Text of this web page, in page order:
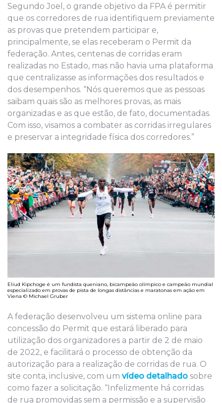
Segundo Joel, o grande objetivo da FPA é permitir
que os corredores de rua identifiquem previamente
as provas que pretendem participar e,
principalmente, se elas receberam o Permit da
federação. Antes, centenas de corridas eram
realizadas no Estado, mas não havia uma plataforma
que centralizasse as informações dos resultados e
dos desempenhos. “Nós queremos que as pessoas
saibam quais são as melhores provas, as mais
organizadas e as que estão, de fato, documentadas.
Com isso, visamos a combater as corridas irregulares
e preservar a integridade física dos corredores.”
Eliud Kipchoge é um fundista queniano, bicampeão olímpico e campeão mundial
especializado em provas de pista de longas distâncias e maratonas em ação em
Viena © Michael Gruber
A federação desenvolveu um sistema online para
concessão do Permit que estará liberado para
utilização dos organizadores a partir de 2 de maio
de 2022, e facilitará o processo de obtenção da
autorização para a realização de corridas de rua. O
site conta, inclusive, com um vídeo detalhado sobre
como fazer a solicitação. “Infelizmente há corridas
de rua promovidas sem a permissão e a supervisão